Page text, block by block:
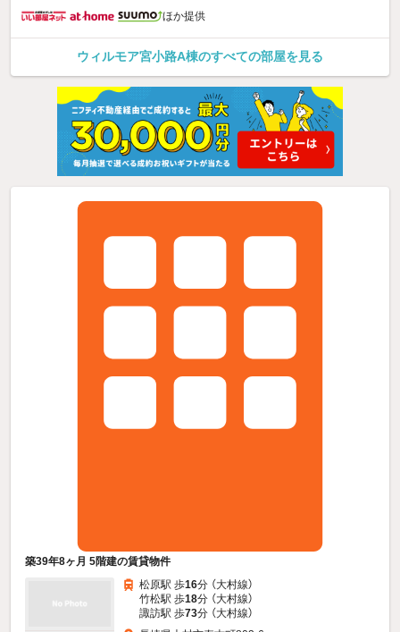
ほか提供
ウィルモア宮小路A棟のすべての部屋を見る
築39年8ヶ月 5階建の賃貸物件
松原駅 歩16分 （大村線）
竹松駅 歩18分 （大村線）
諏訪駅 歩73分 （大村線）